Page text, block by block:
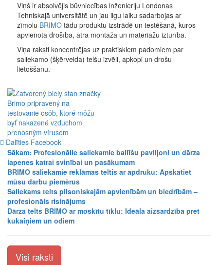
Viņš ir absolvējis būvniecības inženieriju Londonas
Tehniskajā universitātē un jau ilgu laiku sadarbojas ar
zīmolu BRIMO tādu produktu izstrādē un testēšanā, kuros
apvienota drošība, ātra montāža un materiāžu izturība.
Viņa raksti koncentrējas uz praktiskiem padomiem par
saliekamo (šķērveida) telšu izvēli, apkopi un drošu
lietoššanu.
Dalīties Facebook
Sākam: Profesionālie saliekamie ballīšu paviljoni un dārza
lapenes katrai svinībai un pasākumam
BRIMO saliekamie reklāmas teltis ar apdruku: Apskatiet
mūsu darbu piemērus
Saliekams telts pilsoniskajām apvienībām un biedrībām –
profesionāls risinājums
Dārza telts BRIMO ar moskītu tīklu: Ideāla aizsardzība pret
kukaiņiem un odiem
Visi raksti